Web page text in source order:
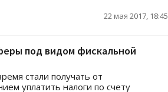
22 мая 2017, 18:45
под видом фискальной
стали получать от
уплатить налоги по счету